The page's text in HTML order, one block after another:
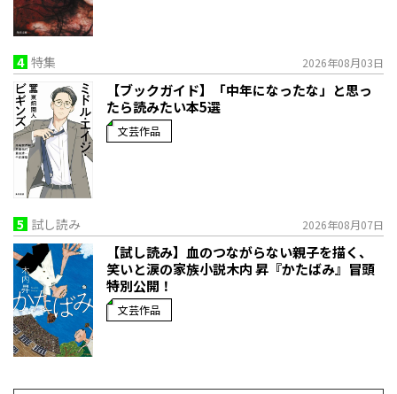
4 特集 2026年08月03日
【ブックガイド】「中年になったな」と思っ
たら読みたい本5選
文芸作品
5 試し読み 2026年08月07日
【試し読み】血のつながらない親子を描く、
笑いと涙の家族小説――木内 昇『かたばみ』冒頭
特別公開！
文芸作品